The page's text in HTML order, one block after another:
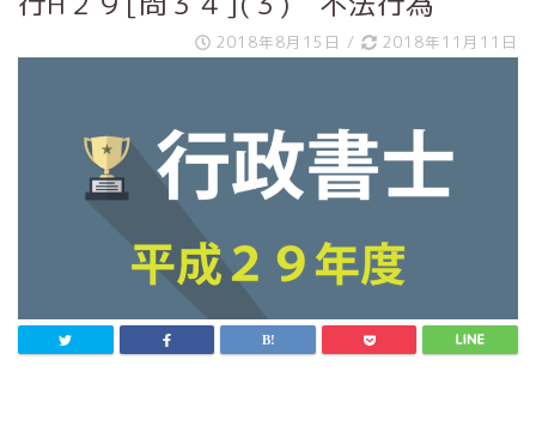
2018年8月15日 / 2018年11月11日